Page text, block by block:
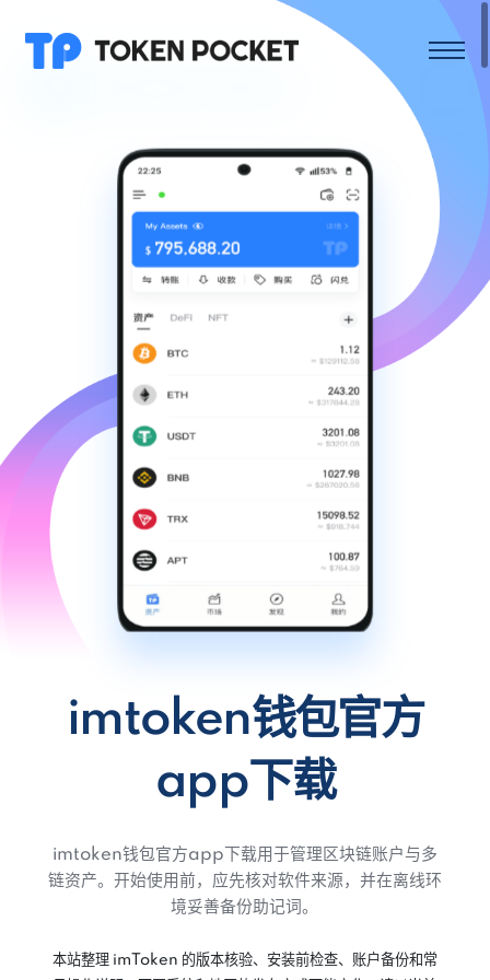
imtoken钱包官方
app下载
imtoken钱包官方app下载用于管理区块链账户与多
链资产。开始使用前，应先核对软件来源，并在离线环
境妥善备份助记词。
本站整理 imToken 的版本核验、安装前检查、账户备份和常